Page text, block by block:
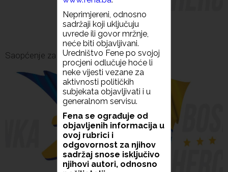
Saopćenje za javnost Stranke za BiH
Neprimjereni, odnosno
sadržaji koji uključuju
uvrede ili govor mržnje,
neće biti objavljivani.
Uredništvo Fene po svojoj
procjeni odlučuje hoće li
neke vijesti vezane za
aktivnosti političkih
subjekata objavljivati i u
generalnom servisu.
Fena se ograđuje od
objavljenih informacija u
ovoj rubrici i
odgovornost za njihov
sadržaj snose isključivo
njihovi autori, odnosno